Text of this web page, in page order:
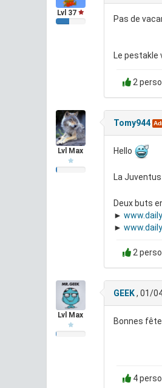
Lvl 37
Pas de
Le pestakle
2
Lvl Max
Tomy944
Hello
La
Deux buts
►
►
2
Lvl Max
GEEK, 01/
Bonnes
4